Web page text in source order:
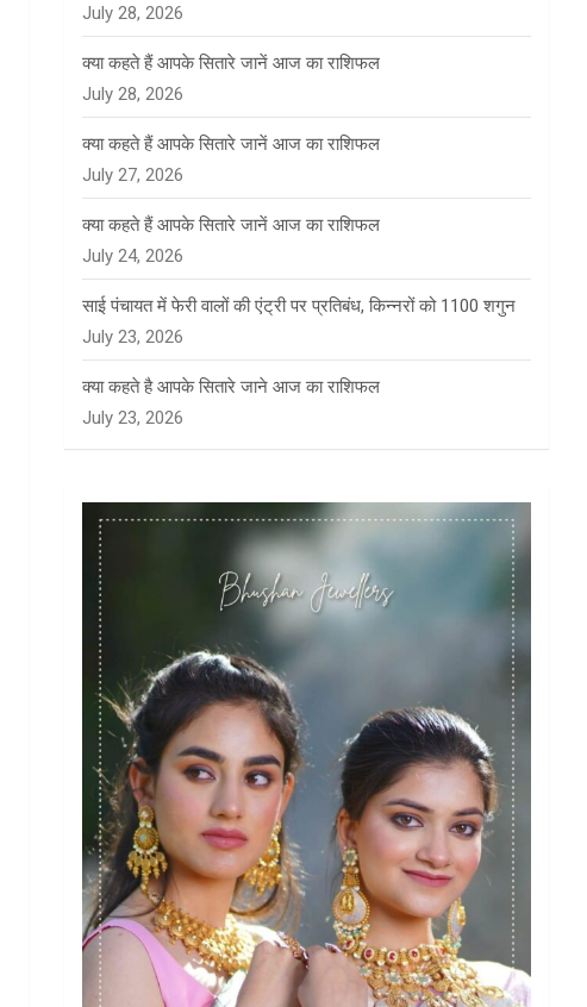
July 28, 2026
क्या कहते हैं आपके सितारे जानें आज का राशिफल
July 28, 2026
क्या कहते हैं आपके सितारे जानें आज का राशिफल
July 27, 2026
क्या कहते हैं आपके सितारे जानें आज का राशिफल
July 24, 2026
साई पंचायत में फेरी वालों की एंट्री पर प्रतिबंध, किन्नरों को 1100 शगुन
July 23, 2026
क्या कहते है आपके सितारे जाने आज का राशिफल
July 23, 2026